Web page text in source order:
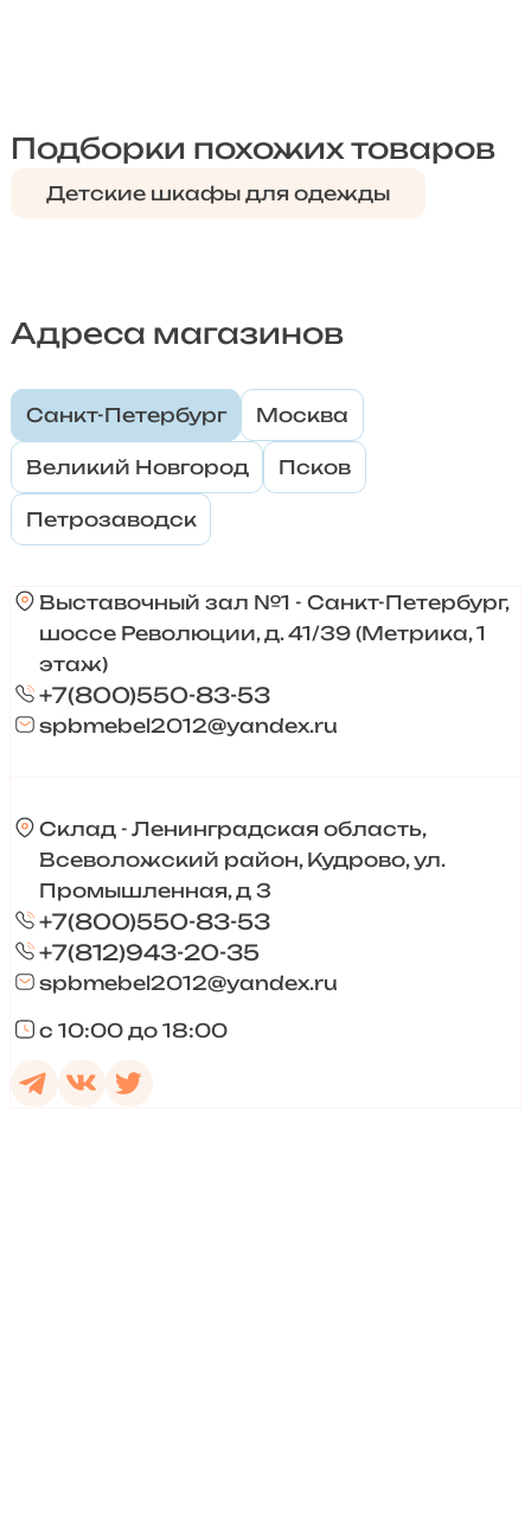
Подборки похожих товаров
Детские шкафы для одежды
Адреса магазинов
Санкт-Петербург Москва
Великий Новгород Псков
Петрозаводск
Выставочный зал №1 - Санкт-Петербург,
шоссе Революции, д. 41/39 (Метрика, 1
этаж)
+7(800)550-83-53
spbmebel2012@yandex.ru
Склад - Ленинградская область,
Всеволожский район, Кудрово, ул.
Промышленная, д 3
+7(800)550-83-53
+7(812)943-20-35
spbmebel2012@yandex.ru
с 10:00 до 18:00